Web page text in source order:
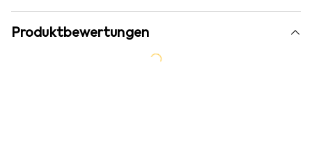
Produktbewertungen